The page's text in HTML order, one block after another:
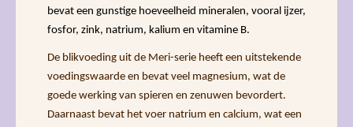
bevat een gunstige hoeveelheid mineralen, vooral ijzer,
fosfor, zink, natrium, kalium en vitamine B.
De blikvoeding uit de Meri-serie heeft een uitstekende
voedingswaarde en bevat veel magnesium, wat de
goede werking van spieren en zenuwen bevordert.
Daarnaast bevat het voer natrium en calcium, wat een